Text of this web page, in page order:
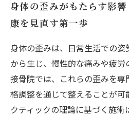
毎日の習慣とは？
健康で快適な生活への道—
未来の身体づくり
歪みと姿勢改善の最新ト
の新しいアプローチ
専門家が語る！正しい身
生の質
身体の歪みがもたらす影
康を見直す第一歩
身体の歪みは、日常生活での
から生じ、慢性的な痛みや疲労
接骨院では、これらの歪みを
格調整を通じて整えることが可
クティックの理論に基づく施